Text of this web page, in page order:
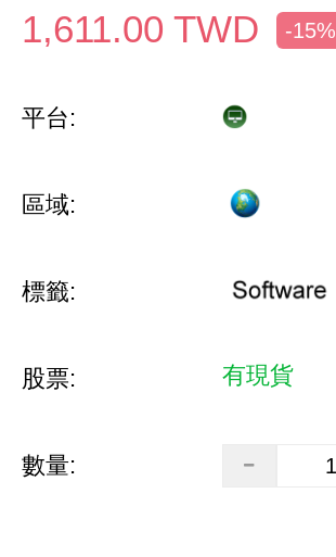
1,611.00 TWD -15%
平台:
區域:
標籤:
股票: 有現貨
數量: